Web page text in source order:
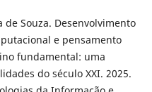
de Souza. Desenvolvimento
e pensamento
fundamental: uma
do século XXI. 2025.